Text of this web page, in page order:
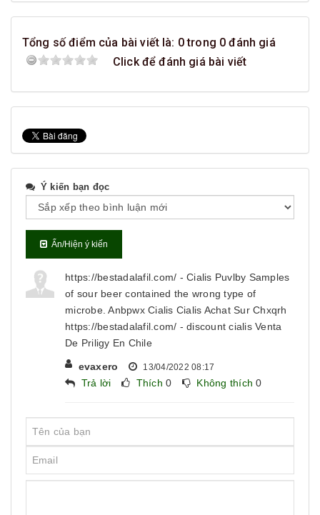
Tổng số điểm của bài viết là: 0 trong 0 đánh giá
Click để đánh giá bài viết
Ý kiến bạn đọc
Ẩn/Hiện ý kiến
https://bestadalafil.com/ - Cialis Puvlby Samples
of sour beer contained the wrong type of
microbe. Anbpwx Cialis Cialis Achat Sur Chxqrh
https://bestadalafil.com/ - discount cialis Venta
De Priligy En Chile
evaxero 13/04/2022 08:17
Trả lời Thích 0 Không thích 0